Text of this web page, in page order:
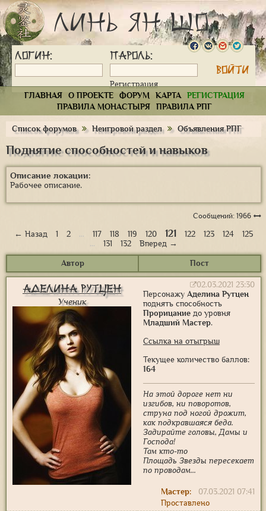
Линь Ян Шо
Логин: Пароль:
Регистрация
ГЛАВНАЯ
О ПРОЕКТЕ ФОРУМ КАРТА
РЕГИСТРАЦИЯ
ПРАВИЛА МОНАСТЫРЯ
ПРАВИЛА РПГ
Список форумов Неигровой раздел Объявления РПГ
Поднятие способностей и навыков
Описание локации:
Рабочее описание.
Сообщений: 1966
← Назад 1 2 … 117 118 119 120 121 122 123 124
125
…
131 132 Вперед →
Автор Пост
Аделина Рутцен
Ученик
02.03.2021 23:30
Персонажу Аделина Рутцен
поднять способность
Прорицание до уровня
Младший Мастер.
Ссылка на отыгрыш
Текущее количество баллов:
164
На этой дороге нет ни
изгибов, ни поворотов,
струна под ногой дрожит,
как подкравшаяся беда.
Задирайте головы, Дамы и
Господа!
Там кто-то
Площадь Звезды пересекает
по проводам...
07.03.2021 07:41
Мастер:
Проставлено